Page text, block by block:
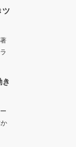
ツ